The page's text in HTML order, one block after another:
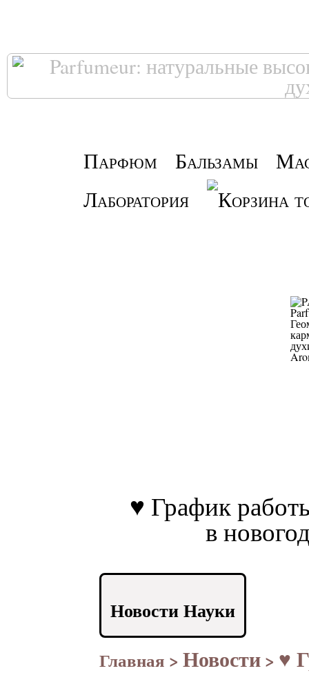
Парфюм Бальзамы
Лаборатория
♥ График
в
Новости Науки
Главная > Новости> ♥